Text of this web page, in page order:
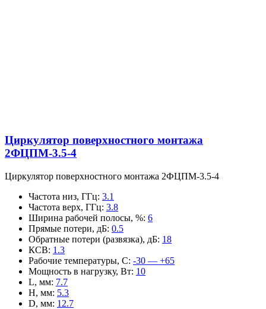
Циркулятор поверхностного монтажа
2ФЦПМ-3.5-4
Циркулятор поверхностного монтажа 2ФЦПМ-3.5-4
Частота низ, ГГц: 3.1
Частота верх, ГГц: 3.8
Ширина рабочей полосы, %: 6
Прямые потери, дБ: 0.5
Обратные потери (развязка), дБ: 18
КСВ: 1.3
Рабочие температуры, С: -30 — +65
Мощность в нагрузку, Вт: 10
L, мм: 7.7
H, мм: 5.3
D, мм: 12.7